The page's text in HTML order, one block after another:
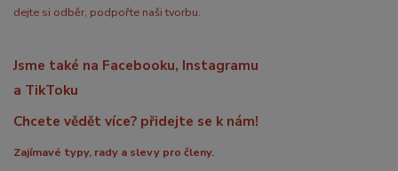
dejte si odběr, podpořte naši tvorbu.
Jsme také na Facebooku, Instagramu
a TikToku
Chcete vědět více? přidejte se k nám!
Zajímavé typy, rady a slevy pro členy.